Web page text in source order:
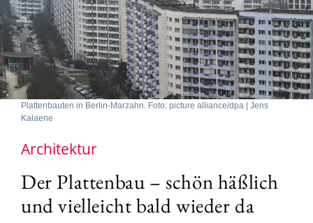
Plattenbauten in Berlin-Marzahn. Foto: picture alliance/dpa | Jens
Kalaene
Architektur
Der Plattenbau – schön häßlich
und vielleicht bald wieder da